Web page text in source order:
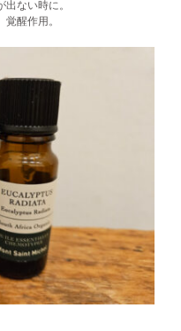
ない時に。
醒作用。